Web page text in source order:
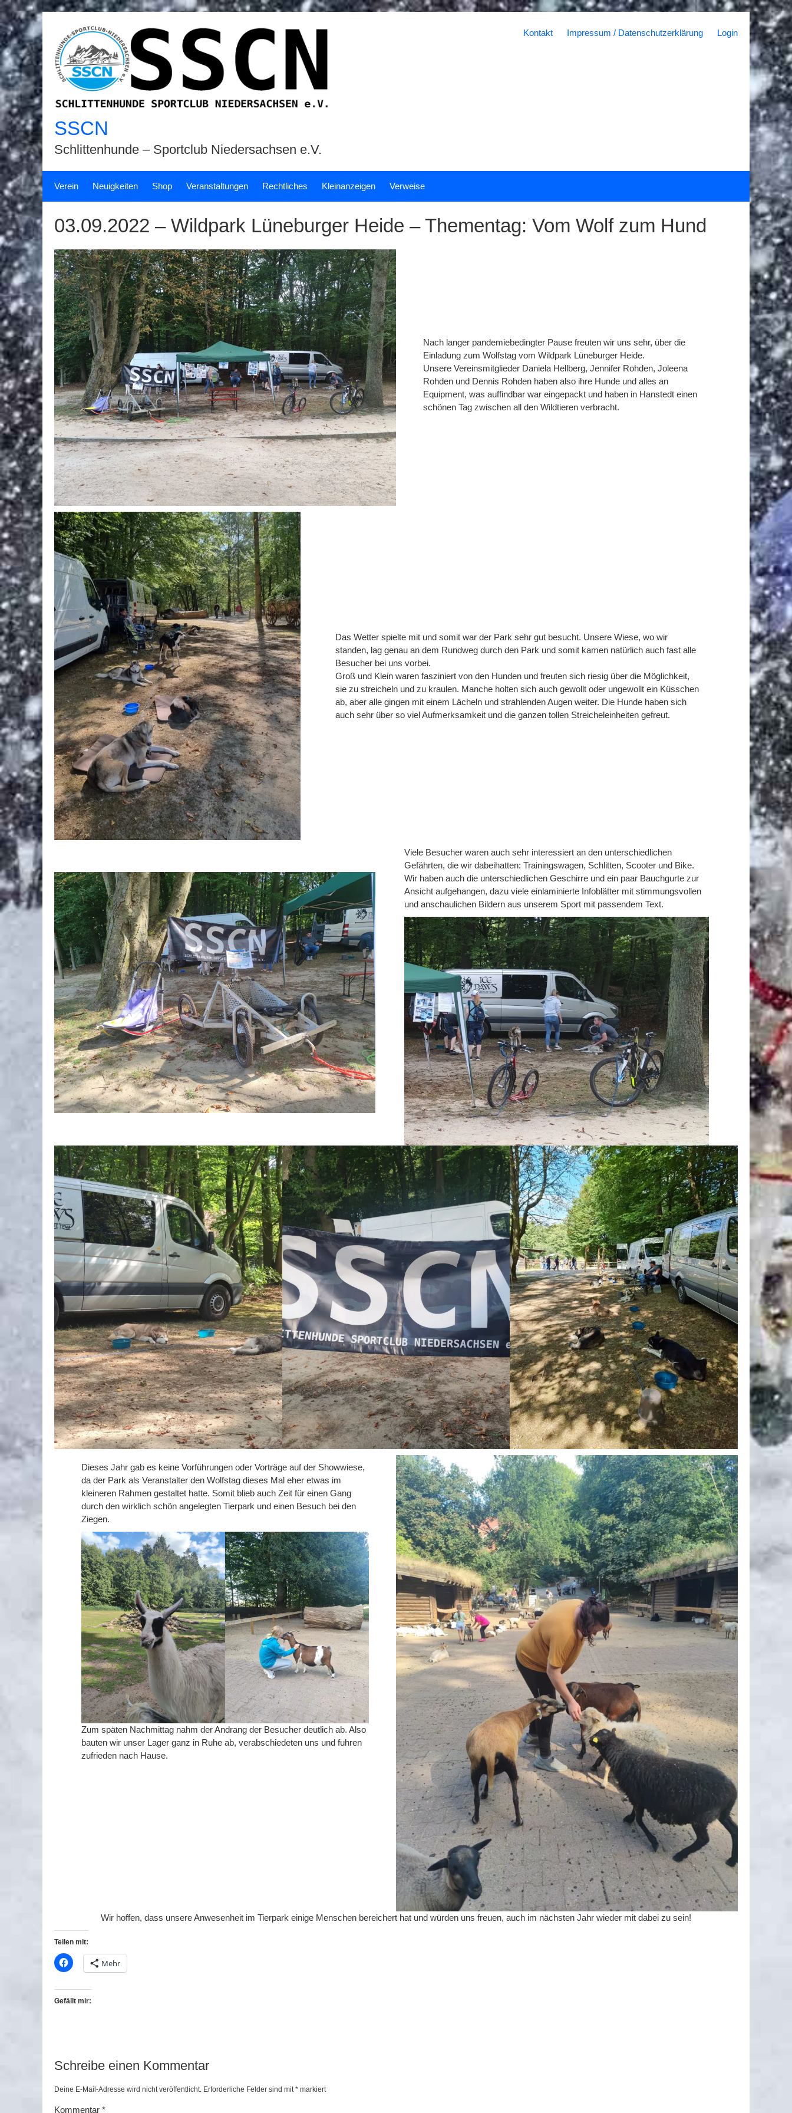
Skip
to
content
SSCN
Schlittenhunde – Sportclub Niedersachsen e.V.
Kontakt Impressum / Datenschutzerklärung Login
Verein Neuigkeiten Shop Veranstaltungen Rechtliches Kleinanzeigen Verweise
03.09.2022 – Wildpark Lüneburger Heide – Thementag: Vom Wolf zum Hund
Nach langer pandemiebedingter Pause freuten wir uns sehr, über die
Einladung zum Wolfstag vom Wildpark Lüneburger Heide.
Unsere Vereinsmitglieder Daniela Hellberg, Jennifer Rohden, Joleena
Rohden und Dennis Rohden haben also ihre Hunde und alles an
Equipment, was auffindbar war eingepackt und haben in Hanstedt einen
schönen Tag zwischen all den Wildtieren verbracht.
Das Wetter spielte mit und somit war der Park sehr gut besucht. Unsere Wiese, wo wir
standen, lag genau an dem Rundweg durch den Park und somit kamen natürlich auch fast alle
Besucher bei uns vorbei.
Groß und Klein waren fasziniert von den Hunden und freuten sich riesig über die Möglichkeit,
sie zu streicheln und zu kraulen. Manche holten sich auch gewollt oder ungewollt ein Küsschen
ab, aber alle gingen mit einem Lächeln und strahlenden Augen weiter. Die Hunde haben sich
auch sehr über so viel Aufmerksamkeit und die ganzen tollen Streicheleinheiten gefreut.
Viele Besucher waren auch sehr interessiert an den unterschiedlichen
Gefährten, die wir dabeihatten: Trainingswagen, Schlitten, Scooter und Bike.
Wir haben auch die unterschiedlichen Geschirre und ein paar Bauchgurte zur
Ansicht aufgehangen, dazu viele einlaminierte Infoblätter mit stimmungsvollen
und anschaulichen Bildern aus unserem Sport mit passendem Text.
Dieses Jahr gab es keine Vorführungen oder Vorträge auf der Showwiese,
da der Park als Veranstalter den Wolfstag dieses Mal eher etwas im
kleineren Rahmen gestaltet hatte. Somit blieb auch Zeit für einen Gang
durch den wirklich schön angelegten Tierpark und einen Besuch bei den
Ziegen.
Zum späten Nachmittag nahm der Andrang der Besucher deutlich ab. Also
bauten wir unser Lager ganz in Ruhe ab, verabschiedeten uns und fuhren
zufrieden nach Hause.
Wir hoffen, dass unsere Anwesenheit im Tierpark einige Menschen bereichert hat und würden uns freuen, auch im nächsten Jahr wieder mit dabei zu sein!
Teilen mit:
Mehr
Gefällt mir:
Schreibe einen Kommentar
Deine E-Mail-Adresse wird nicht veröffentlicht. Erforderliche Felder sind mit * markiert
Kommentar *